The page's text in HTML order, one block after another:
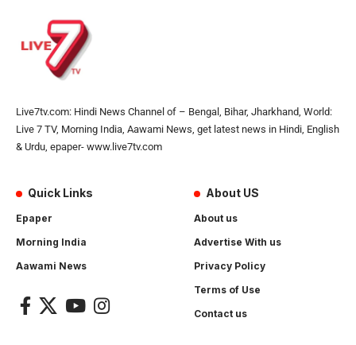
Live7tv.com: Hindi News Channel of – Bengal, Bihar, Jharkhand, World:
Live 7 TV, Morning India, Aawami News, get latest news in Hindi, English
& Urdu, epaper- www.live7tv.com
Quick Links
Epaper
Morning India
Aawami News
About US
About us
Advertise With us
Privacy Policy
Terms of Use
Contact us